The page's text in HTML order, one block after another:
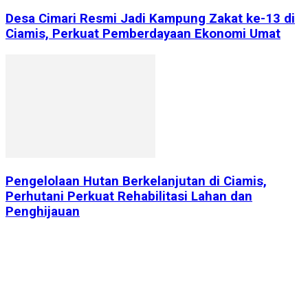
Desa Cimari Resmi Jadi Kampung Zakat ke-13 di
Ciamis, Perkuat Pemberdayaan Ekonomi Umat
Pengelolaan Hutan Berkelanjutan di Ciamis,
Perhutani Perkuat Rehabilitasi Lahan dan
Penghijauan